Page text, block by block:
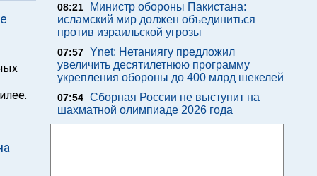
08:21
Министр обороны Пакистана:
исламский мир должен объединиться
против израильской угрозы
07:57 Ynet: Нетаниягу предложил
увеличить десятилетнюю программу
укрепления обороны до 400 млрд шекелей
07:54 Сборная России не выступит на
шахматной олимпиаде 2026 года